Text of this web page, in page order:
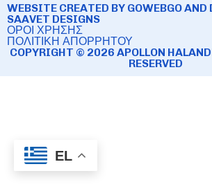
WEBSITE CREATED BY GOWEBGO AND
SAAVET DESIGNS
ΟΡΟΙ ΧΡΗΣΗΣ
ΠΟΛΙΤΙΚΗ ΑΠΟΡΡΗΤΟΥ
COPYRIGHT © 2026 APOLLON
RESERVED
EL